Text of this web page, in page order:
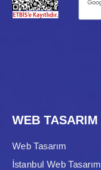
WEB TASARIM
Web Tasarım
İstanbul Web Tasarım